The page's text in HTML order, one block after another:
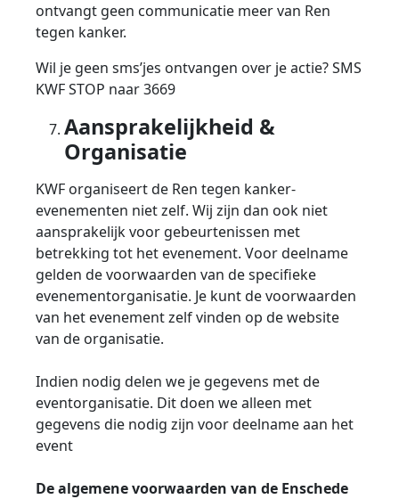
ontvangt geen communicatie meer van Ren
tegen kanker.
Wil je geen sms’jes ontvangen over je actie? SMS
KWF STOP naar 3669
Aansprakelijkheid &
Organisatie
KWF organiseert de Ren tegen kanker-
evenementen niet zelf. Wij zijn dan ook niet
aansprakelijk voor gebeurtenissen met
betrekking tot het evenement. Voor deelname
gelden de voorwaarden van de specifieke
evenementorganisatie. Je kunt de voorwaarden
van het evenement zelf vinden op de website
van de organisatie.
Indien nodig delen we je gegevens met de
eventorganisatie. Dit doen we alleen met
gegevens die nodig zijn voor deelname aan het
event
De algemene voorwaarden van de Enschede